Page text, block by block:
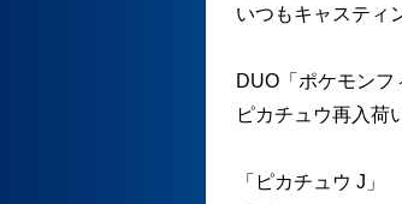
いつもキャスティ
DUO「ポケモンフ
ピカチュウ再入荷
「ピカチュウ J」